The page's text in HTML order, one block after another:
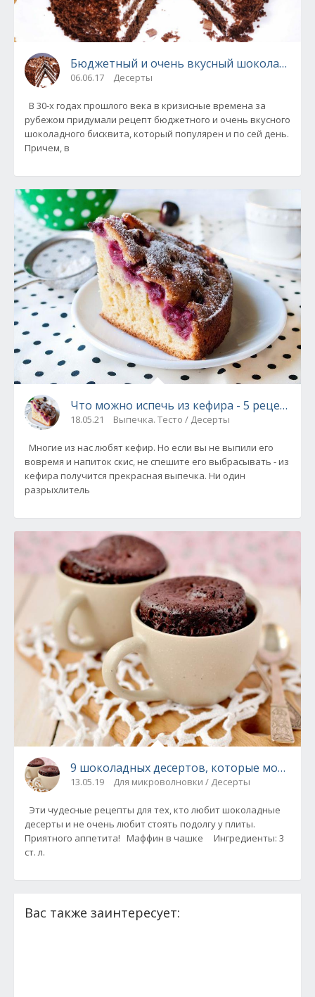
Бюджетный и очень вкусный шоколадный
06.06.17 Десерты
В 30-х годах прошлого века в кризисные времена за
рубежом придумали рецепт бюджетного и очень вкусного
шоколадного бисквита, который популярен и по сей день.
Причем, в
Что можно испечь из кефира - 5 рецептов.
18.05.21 Выпечка. Тесто / Десерты
Многие из нас любят кефир. Но если вы не выпили его
вовремя и напиток скис, не спешите его выбрасывать - из
кефира получится прекрасная выпечка. Ни один
разрыхлитель
9 шоколадных десертов, которые можно
13.05.19 Для микроволновки / Десерты
Эти чудесные рецепты для тех, кто любит шоколадные
десерты и не очень любит стоять подолгу у плиты.
Приятного аппетита! Маффин в чашке Ингредиенты: 3
ст. л.
Вас также заинтересует: